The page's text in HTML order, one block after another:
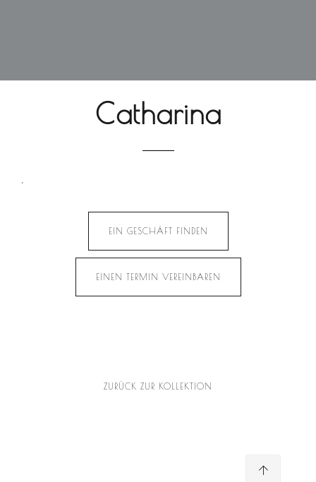
Catharina
.
EIN GESCHÄFT FINDEN
EINEN TERMIN VEREINBAREN
ZURÜCK ZUR KOLLEKTION